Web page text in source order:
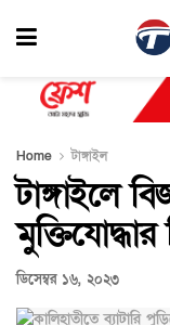
Home টাঙ্গাইল
টাঙ্গাইলে
মুক্তিযোদ্ধার
ডিসেম্বর ১৬, ২০২৩